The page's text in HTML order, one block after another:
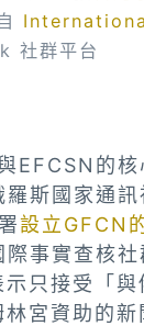
社群平台
EFCSN的
斯國家通
設立GFCN
事實查核
只接受「與
宮資助的